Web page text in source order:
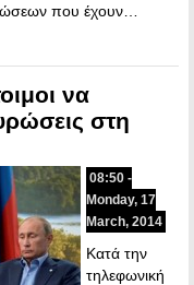
που έχουν…
να
στη
08:50 -
Monday, 17
March, 2014
Κατά την
τηλεφωνική